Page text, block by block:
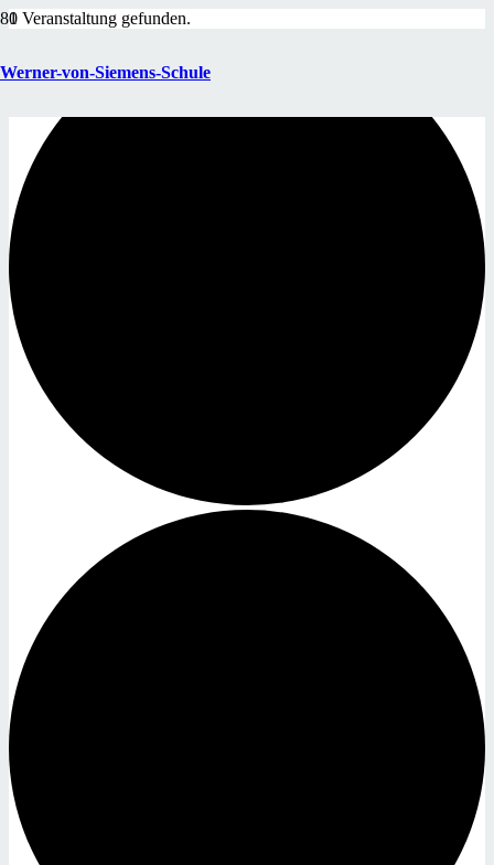
Werner-von-Siemens-Schule
1 Veranstaltung gefunden.